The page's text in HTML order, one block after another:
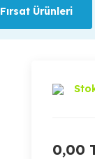
Fırsat Ürünleri
0,00